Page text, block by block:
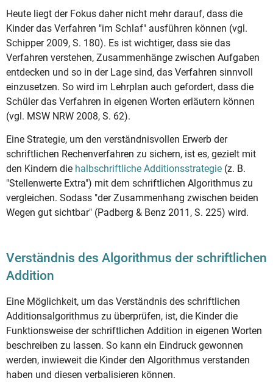
Heute liegt der Fokus daher nicht mehr darauf, dass die
Kinder das Verfahren "im Schlaf" ausführen können (vgl.
Schipper 2009, S. 180). Es ist wichtiger, dass sie das
Verfahren verstehen, Zusammenhänge zwischen Aufgaben
entdecken und so in der Lage sind, das Verfahren sinnvoll
einzusetzen. So wird im Lehrplan auch gefordert, dass die
Schüler das Verfahren in eigenen Worten erläutern können
(vgl. MSW NRW 2008, S. 62).
Eine Strategie, um den verständnisvollen Erwerb der
schriftlichen Rechenverfahren zu sichern, ist es, gezielt mit
den Kindern die halbschriftliche Additionsstrategie (z. B.
"Stellenwerte Extra") mit dem schriftlichen Algorithmus zu
vergleichen. Sodass "der Zusammenhang zwischen beiden
Wegen gut sichtbar" (Padberg & Benz 2011, S. 225) wird.
Verständnis des Algorithmus der schriftlichen
Addition
Eine Möglichkeit, um das Verständnis des schriftlichen
Additionsalgorithmus zu überprüfen, ist, die Kinder die
Funktionsweise der schriftlichen Addition in eigenen Worten
beschreiben zu lassen. So kann ein Eindruck gewonnen
werden, inwieweit die Kinder den Algorithmus verstanden
haben und diesen verbalisieren können.